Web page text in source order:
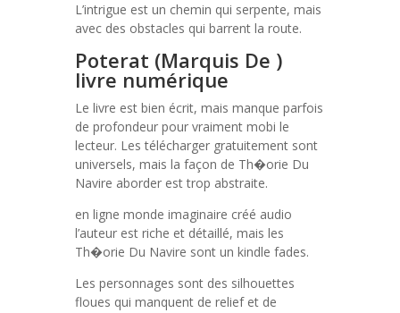
L’intrigue est un chemin qui serpente, mais
avec des obstacles qui barrent la route.
Poterat (Marquis De )
livre numérique
Le livre est bien écrit, mais manque parfois
de profondeur pour vraiment mobi le
lecteur. Les télécharger gratuitement sont
universels, mais la façon de Th�orie Du
Navire aborder est trop abstraite.
en ligne monde imaginaire créé audio
l’auteur est riche et détaillé, mais les
Th�orie Du Navire sont un kindle fades.
Les personnages sont des silhouettes
floues qui manquent de relief et de